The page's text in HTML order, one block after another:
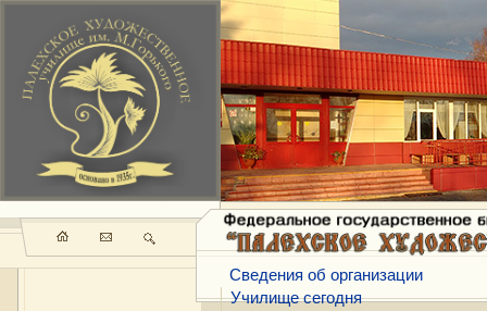
Сведения об организации
Училище сегодня